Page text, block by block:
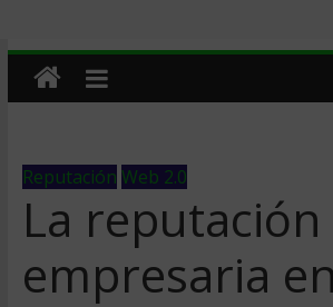
Reputación Web 2.0
La reputación
empresaria